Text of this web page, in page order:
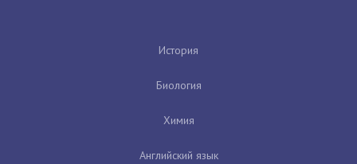
История
Биология
Химия
Английский язык